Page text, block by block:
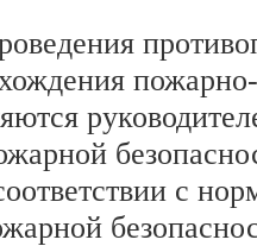
с